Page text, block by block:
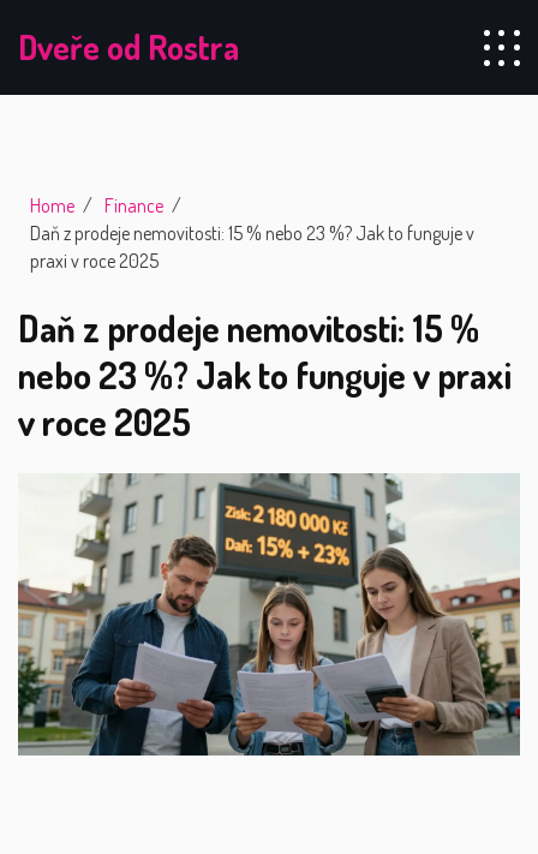
Dveře od Rostra
Home
Finance
Daň z prodeje nemovitosti: 15 % nebo 23 %? Jak to funguje v
praxi v roce 2025
Daň z prodeje nemovitosti: 15 %
nebo 23 %? Jak to funguje v praxi
v roce 2025